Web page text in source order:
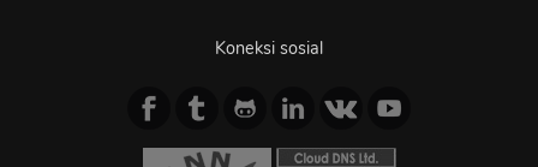
Koneksi sosial